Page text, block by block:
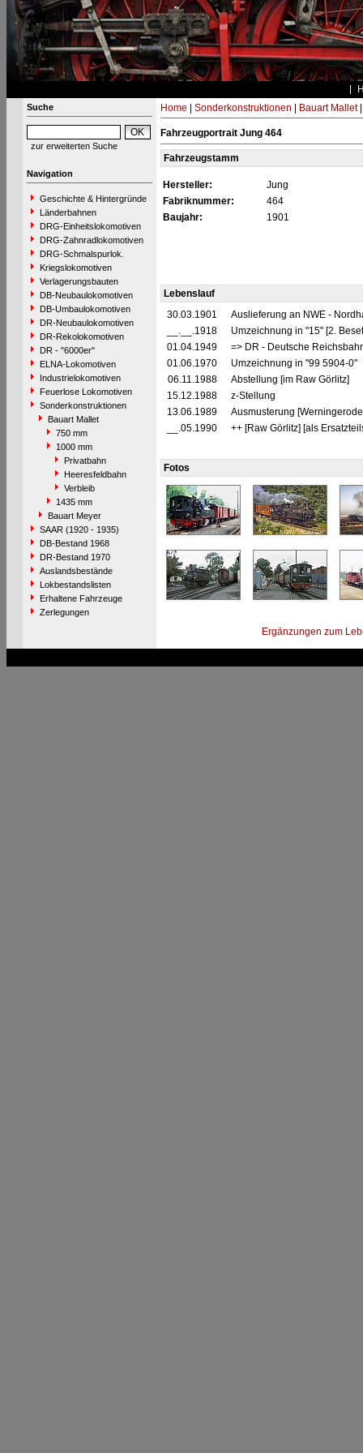
Suche
zur erweiterten Suche
Navigation
Geschichte & Hintergründe
Länderbahnen
DRG-Einheitslokomotiven
DRG-Zahnradlokomotiven
DRG-Schmalspurlok.
Kriegslokomotiven
Verlagerungsbauten
DB-Neubaulokomotiven
DB-Umbaulokomotiven
DR-Neubaulokomotiven
DR-Rekolokomotiven
DR - "6000er"
ELNA-Lokomotiven
Industrielokomotiven
Feuerlose Lokomotiven
Sonderkonstruktionen
Bauart Mallet
750 mm
1000 mm
Privatbahn
Heeresfeldbahn
Verbleib
1435 mm
Bauart Meyer
SAAR (1920 - 1935)
DB-Bestand 1968
DR-Bestand 1970
Auslandsbestände
Lokbestandslisten
Erhaltene Fahrzeuge
Zerlegungen
Home Sonderkonstruktionen Bauart Mallet
Fahrzeugportrait Jung 464
Fahrzeugstamm
Hersteller:
Jung
Fabriknummer:
464
Baujahr:
1901
Lebenslauf
30.03.1901
Auslieferung an NWE -
__.__.1918
Umzeichnung in "15" [2.
01.04.1949
=> DR - Deutsche
01.06.1970
Umzeichnung in "99 5904-0"
06.11.1988
Abstellung [im Raw Görlitz]
15.12.1988
z-Stellung
13.06.1989
Ausmusterung
__.05.1990
++ [Raw Görlitz] [als
Fotos
Ergänzungen zum